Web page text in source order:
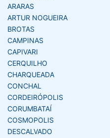
ARARAS
ARTUR NOGUEIRA
BROTAS
CAMPINAS
CAPIVARI
CERQUILHO
CHARQUEADA
CONCHAL
CORDEIRÓPOLIS
CORUMBATAÍ
COSMOPOLIS
DESCALVADO